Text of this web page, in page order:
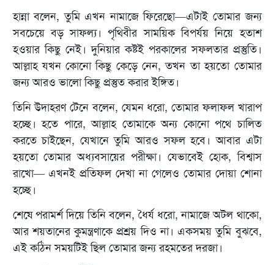
হান্না বলেন, তুমি এখন নামাজে ফিরেছো—এটাই তোমার জন্য
সবচেয়ে বড় সাফল্য। পৃথিবীর সাময়িক বিপর্যয় নিয়ে হতাশ
হওয়ার কিছু নেই। দুনিয়ার কষ্টই পরকালের সফলতার প্রস্তুতি।
আল্লাহ যখন কোনো কিছু কেড়ে নেন, তখন তা হয়তো তোমার
জন্য আরও ভালো কিছু প্রস্তুত করার ইঙ্গিত।
তিনি উদাহরণ টেনে বলেন, যেমন ধরো, তোমার ফলাফল খারাপ
হচ্ছে। হতে পারে, আল্লাহ তোমাকে অন্য কোনো পথে চালিত
করতে চাইছেন, যেখানে তুমি আরও সফল হবে। আবার এটা
হয়তো তোমার অধ্যবসায়ের পরীক্ষা। যেভাবেই হোক, বিশ্বাস
রাখো— এখনই প্রতিফল দেখা না গেলেও তোমার দোয়া শোনা
হচ্ছে।
শেষে পরামর্শ দিয়ে তিনি বলেন, ধৈর্য ধরো, নামাজে অটল থাকো,
আর শয়তানের কুমন্ত্রণাকে প্রশ্রয় দিও না। একসময় তুমি বুঝবে,
এই কঠিন সময়টিই ছিল তোমার জন্য রহমতের দরজা।